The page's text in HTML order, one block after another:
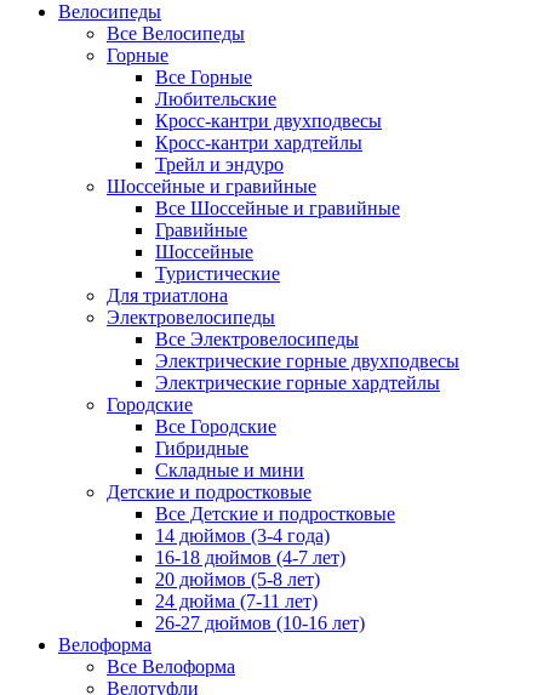
Велосипеды
Все Велосипеды
Горные
Все Горные
Любительские
Кросс-кантри двухподвесы
Кросс-кантри хардтейлы
Трейл и эндуро
Шоссейные и гравийные
Все Шоссейные и гравийные
Гравийные
Шоссейные
Туристические
Для триатлона
Электровелосипеды
Все Электровелосипеды
Электрические горные двухподвесы
Электрические горные хардтейлы
Городские
Все Городские
Гибридные
Складные и мини
Детские и подростковые
Все Детские и подростковые
14 дюймов (3-4 года)
16-18 дюймов (4-7 лет)
20 дюймов (5-8 лет)
24 дюйма (7-11 лет)
26-27 дюймов (10-16 лет)
Велоформа
Все Велоформа
Велотуфли